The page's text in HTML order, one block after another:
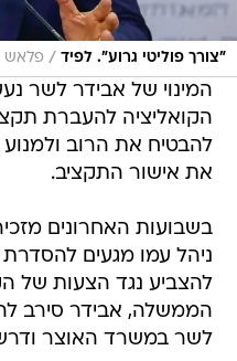
"צורך פוליטי גרוע". לפיד / פלאש 90, יונתן זינדל
המינוי של אבידר לשר
הקואליציה להעברת
להבטיח את הרוב ולמנוע
את אישור התקציב.
בשבועות האחרונים
ניהל עמו מגעים
להצביע נגד הצעות של
הממשלה, אבידר סירב
לשר במשרד האוצר ודרש